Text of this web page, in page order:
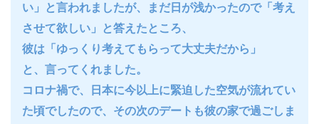
い」と言われましたが、まだ日が浅かったので「考え
させて欲しい」と答えたところ、
彼は「ゆっくり考えてもらって大丈夫だから」
と、言ってくれました。
コロナ禍で、日本に今以上に緊迫した空気が流れてい
た頃でしたので、その次のデートも彼の家で過ごしま